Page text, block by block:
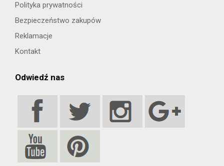
Polityka prywatności
Bezpieczeństwo zakupów
Reklamacje
Kontakt
Odwiedź nas